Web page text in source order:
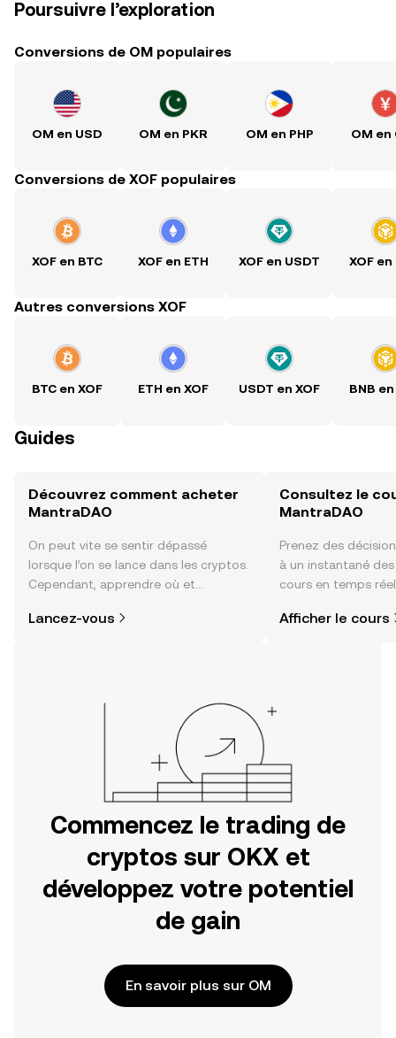
Poursuivre l’exploration
Conversions de OM populaires
OM en USD OM en PKR OM en PHP OM en
Conversions de XOF populaires
XOF en BTC XOF en ETH XOF en USDT XOF en
Autres conversions XOF
BTC en XOF ETH en XOF USDT en XOF BNB en
Guides
Découvrez comment acheter
MantraDAO
On peut vite se sentir dépassé
lorsque l’on se lance dans les cryptos.
Cependant, apprendre où et
plus simple que vous ne l’imaginez.
Lancez-vous
Consultez le
MantraDAO
Prenez des
à un instantané
cours en temps
actualités et bien
Afficher le cours
Commencez le trading de
cryptos sur OKX et
développez votre potentiel
de gain
En savoir plus sur OM